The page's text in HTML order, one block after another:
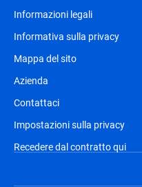
Informazioni legali
Informativa sulla privacy
Mappa del sito
Azienda
Contattaci
Impostazioni sulla privacy
Recedere dal contratto qui